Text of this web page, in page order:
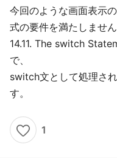
今回のような画面表示
式の要件を満たしません
14.11. The switch
で、
switch文として処理さ
す。
1